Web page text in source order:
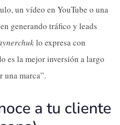
un vídeo en YouTube o una
generando tráfico y leads
lo expresa con
es la mejor inversión a largo
una marca”.
a tu cliente